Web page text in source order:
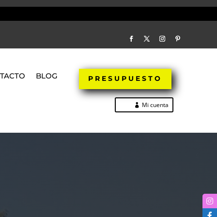
BLOG PRESUPUESTO
Mi cuenta